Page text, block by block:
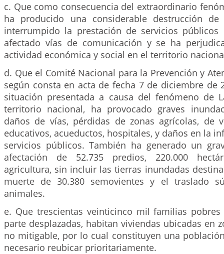
c. Que como consecuencia del extraordinario
ha producido una considerable destrucción
interrumpido la prestación de servicios públicos
afectado vías de comunicación y se ha
actividad económica y social en el territorio
d. Que el Comité Nacional para la Prevención y
según consta en acta de fecha 7 de diciembre de
situación presentada a causa del fenómeno de
territorio nacional, ha provocado graves
daños de vías, pérdidas de zonas agrícolas, de
educativos, acueductos, hospitales, y daños en la
servicios públicos. También ha generado un
afectación de 52.735 predios, 220.000
agricultura, sin incluir las tierras inundadas
muerte de 30.380 semovientes y el traslado
animales.
e. Que trescientas veinticinco mil familias pobres
parte desplazadas, habitan viviendas ubicadas en
no mitigable, por lo cual constituyen una
necesario reubicar prioritariamente.